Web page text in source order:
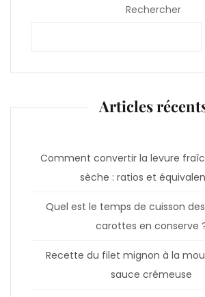
Rechercher
Articles
Comment convertir la levure
sèche : ratios et
Quel est le temps de cuisson
carottes en conserve
Recette du filet mignon à la
sauce crémeuse